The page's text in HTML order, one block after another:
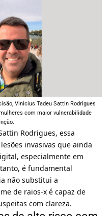
Vinicius Tadeu Sattin Rodrigues
com maior vulnerabilidade
Rodrigues, essa
invasivas que ainda
especialmente em
é fundamental
não substitui a
de raios-x é capaz de
com clareza.